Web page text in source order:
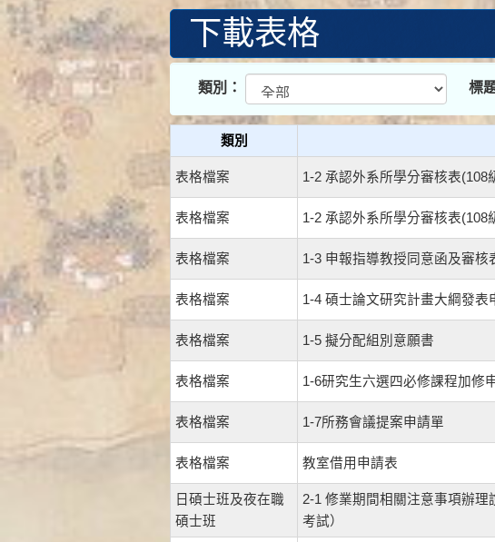
下載表格
類別： 標
類別
表格檔案 1-2 承認外系所學分審核表(108
表格檔案 1-2 承認外系所學分審核表(108
表格檔案 1-3 申報指導教授同意函及審核
表格檔案 1-4 碩士論文研究計畫大綱發表
表格檔案 1-5 擬分配組別意願書
表格檔案 1-6研究生六選四必修課程加修
表格檔案 1-7所務會議提案申請單
表格檔案 教室借用申請表
日碩士班及夜在職
碩士班
2-1 修業期間相關注意事項辦
考試）